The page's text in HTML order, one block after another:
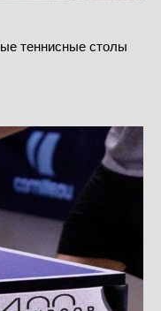
теннисные столы